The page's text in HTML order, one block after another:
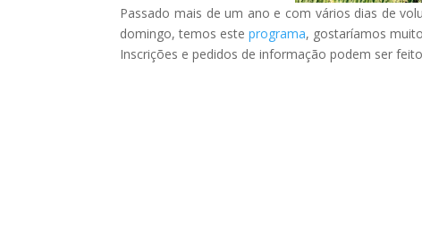
Passado mais de um ano e com vários dias de
domingo, temos esteprograma, gostaríamos
Inscrições e pedidos de informação podem ser